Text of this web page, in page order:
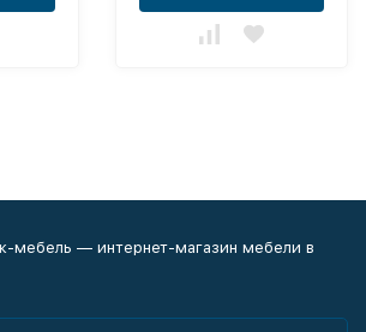
мебель — интернет-магазин мебели в